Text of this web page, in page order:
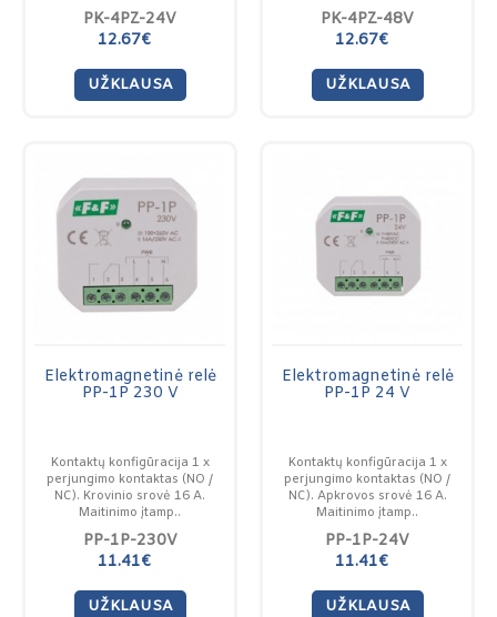
PK-4PZ-24V
12.67€
UŽKLAUSA
PK-4PZ-48V
12.67€
UŽKLAUSA
Elektromagnetinė relė
PP-1P 230 V
Kontaktų konfigūracija 1 x
perjungimo kontaktas (NO /
NC). Krovinio srovė 16 A.
Maitinimo įtamp..
PP-1P-230V
11.41€
UŽKLAUSA
Elektromagnetinė relė
PP-1P 24 V
Kontaktų konfigūracija 1 x
perjungimo kontaktas (NO /
NC). Apkrovos srovė 16 A.
Maitinimo įtamp..
PP-1P-24V
11.41€
UŽKLAUSA